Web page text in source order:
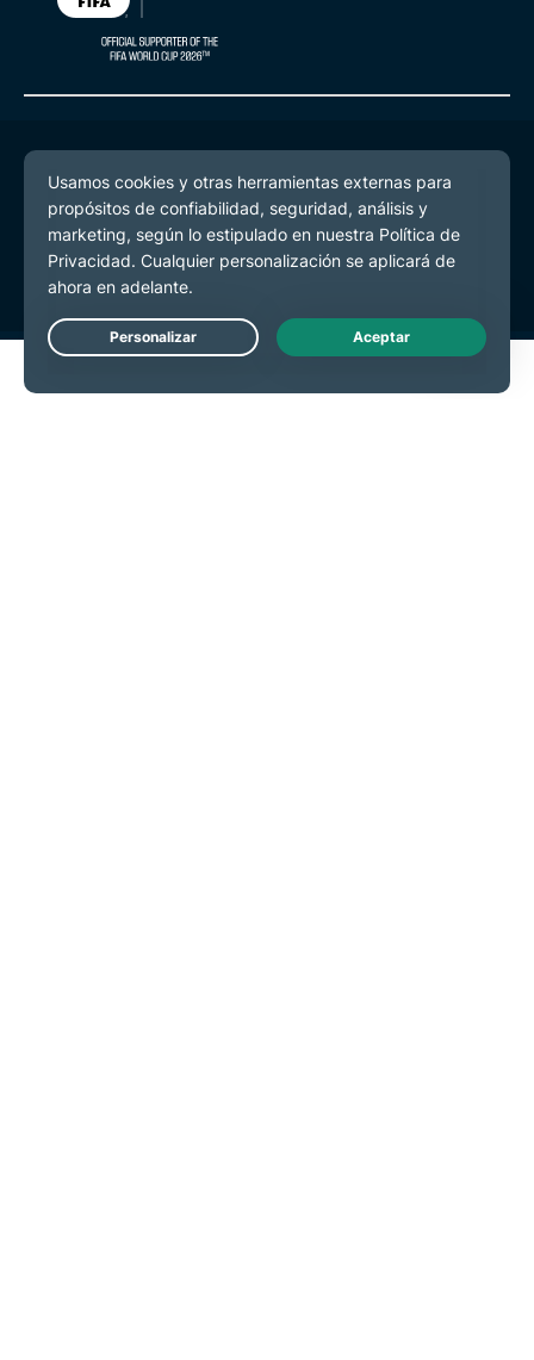
© 2026 ExpressVPN. Todos los derechos reservados.
Política de Privacidad
Términos de Servicio
Preferencias de cookies
Live Chat